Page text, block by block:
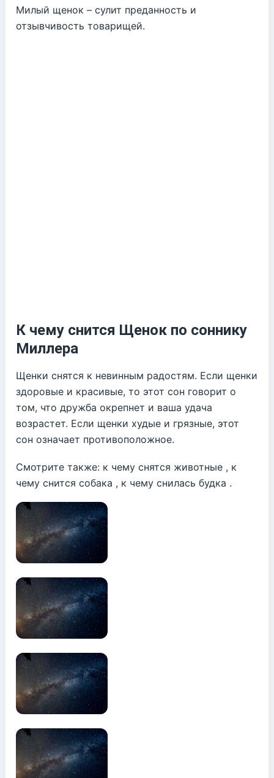
Милый щенок – сулит преданность и
отзывчивость товарищей.
К чему снится Щенок по соннику
Миллера
Щенки снятся к невинным радостям. Если щенки
здоровые и красивые, то этот сон говорит о
том, что дружба окрепнет и ваша удача
возрастет. Если щенки худые и грязные, этот
сон означает противоположное.
Смотрите также: к чему снятся животные , к
чему снится собака , к чему снилась будка .